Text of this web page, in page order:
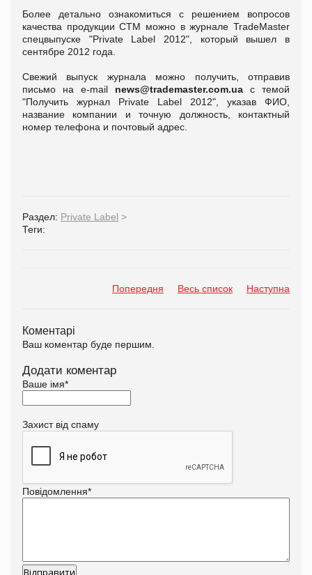
Более детально ознакомиться с решением вопросов
качества продукции СТМ можно в журнале TradeMaster
спецвыпуске "Private Label 2012", который вышел в
сентябре 2012 года.
Свежий выпуск журнала можно получить, отправив
письмо на e-mail news@trademaster.com.ua с темой
"Получить журнал Private Label 2012", указав ФИО,
название компании и точную должность, контактный
номер телефона и почтовый адрес.
Раздел: Private Label >
Теги:
Попередня Весь список Наступна
Коментарі
Ваш коментар буде першим.
Додати коментар
Ваше імя*
Захист від спаму
Повідомлення*